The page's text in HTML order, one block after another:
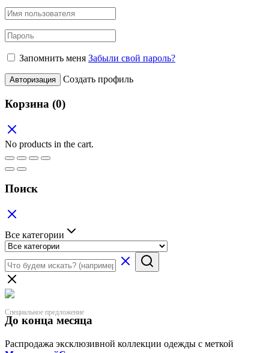
Запомнить меня Забыли свой пароль?
Авторизация Создать профиль
Корзина (0)
No products in the cart.
Поиск
Все категории
Специальное предложение
До конца месяца
Распродажа эксклюзивной коллекции одежды с меткой